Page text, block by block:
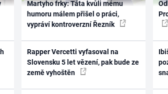
Martyho frky: Táta kvůli mému
humoru málem přišel o práci,
vypráví kontroverzní Řezník
Rapper Vercetti vyfasoval na
Slovensku 5 let vězení, pak bude ze
země vyhoštěn